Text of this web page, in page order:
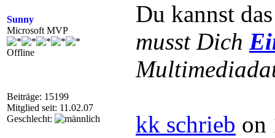
Sunny
Microsoft MVP
Offline
Beiträge: 15199
Mitglied seit: 11.02.07
Geschlecht:
Du kannst
musst Dich
kk schrieb on